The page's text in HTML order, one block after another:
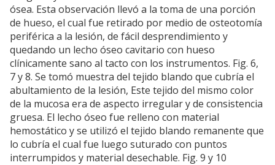
ósea. Esta observación llevó a la toma de una porción
de hueso, el cual fue retirado por medio de osteotomía
periférica a la lesión, de fácil desprendimiento y
quedando un lecho óseo cavitario con hueso
clínicamente sano al tacto con los instrumentos. Fig. 6,
7 y 8. Se tomó muestra del tejido blando que cubría el
abultamiento de la lesión, Este tejido del mismo color
de la mucosa era de aspecto irregular y de consistencia
gruesa. El lecho óseo fue relleno con material
hemostático y se utilizó el tejido blando remanente que
lo cubría el cual fue luego suturado con puntos
interrumpidos y material desechable. Fig. 9 y 10